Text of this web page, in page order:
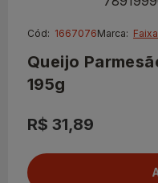
Cód: 1667076Marca:
Queijo
195g
R$ 31,89